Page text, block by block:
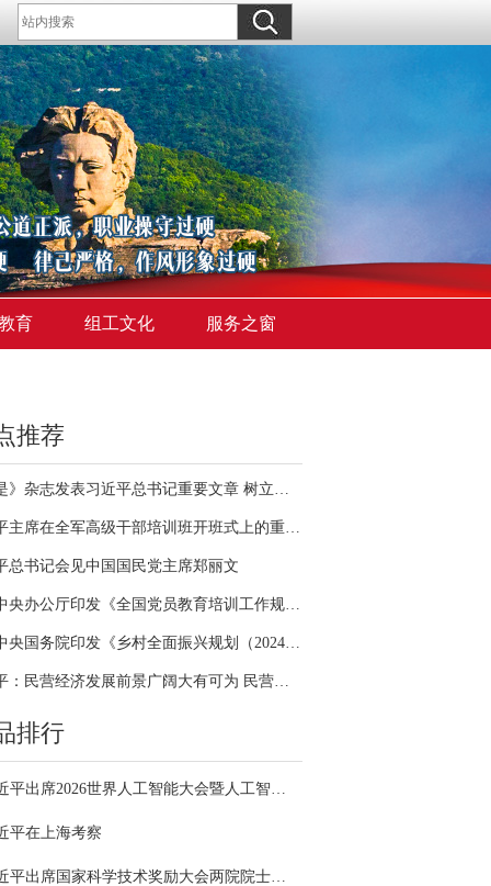
育 组工文化 服务之窗
推荐
《求是》杂志发表习近平总书记重要文章 树立和践行正确政绩观
习近平主席在全军高级干部培训班开班式上的重要讲话引领全军开展思想整风、深化政治整训
总书记会见中国国民党主席郑丽文
中共中央办公厅印发《全国党员教育培训工作规划（2024－2028年）》
中共中央国务院印发《乡村全面振兴规划（2024—2027年）》
习近平：民营经济发展前景广阔大有可为 民营企业和民营企业家大显身手正当其时
排行
习近平出席2026世界人工智能大会暨人工智能全球治理高级别会议开幕式并发表主旨讲话
平在上海考察
习近平出席国家科学技术奖励大会两院院士大会中国科协第十一次全国代表大会并发表重要讲话